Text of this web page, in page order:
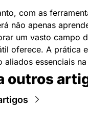
com as
não apenas
um vasto campo
oferece. A prática
aliados essenciais
outros